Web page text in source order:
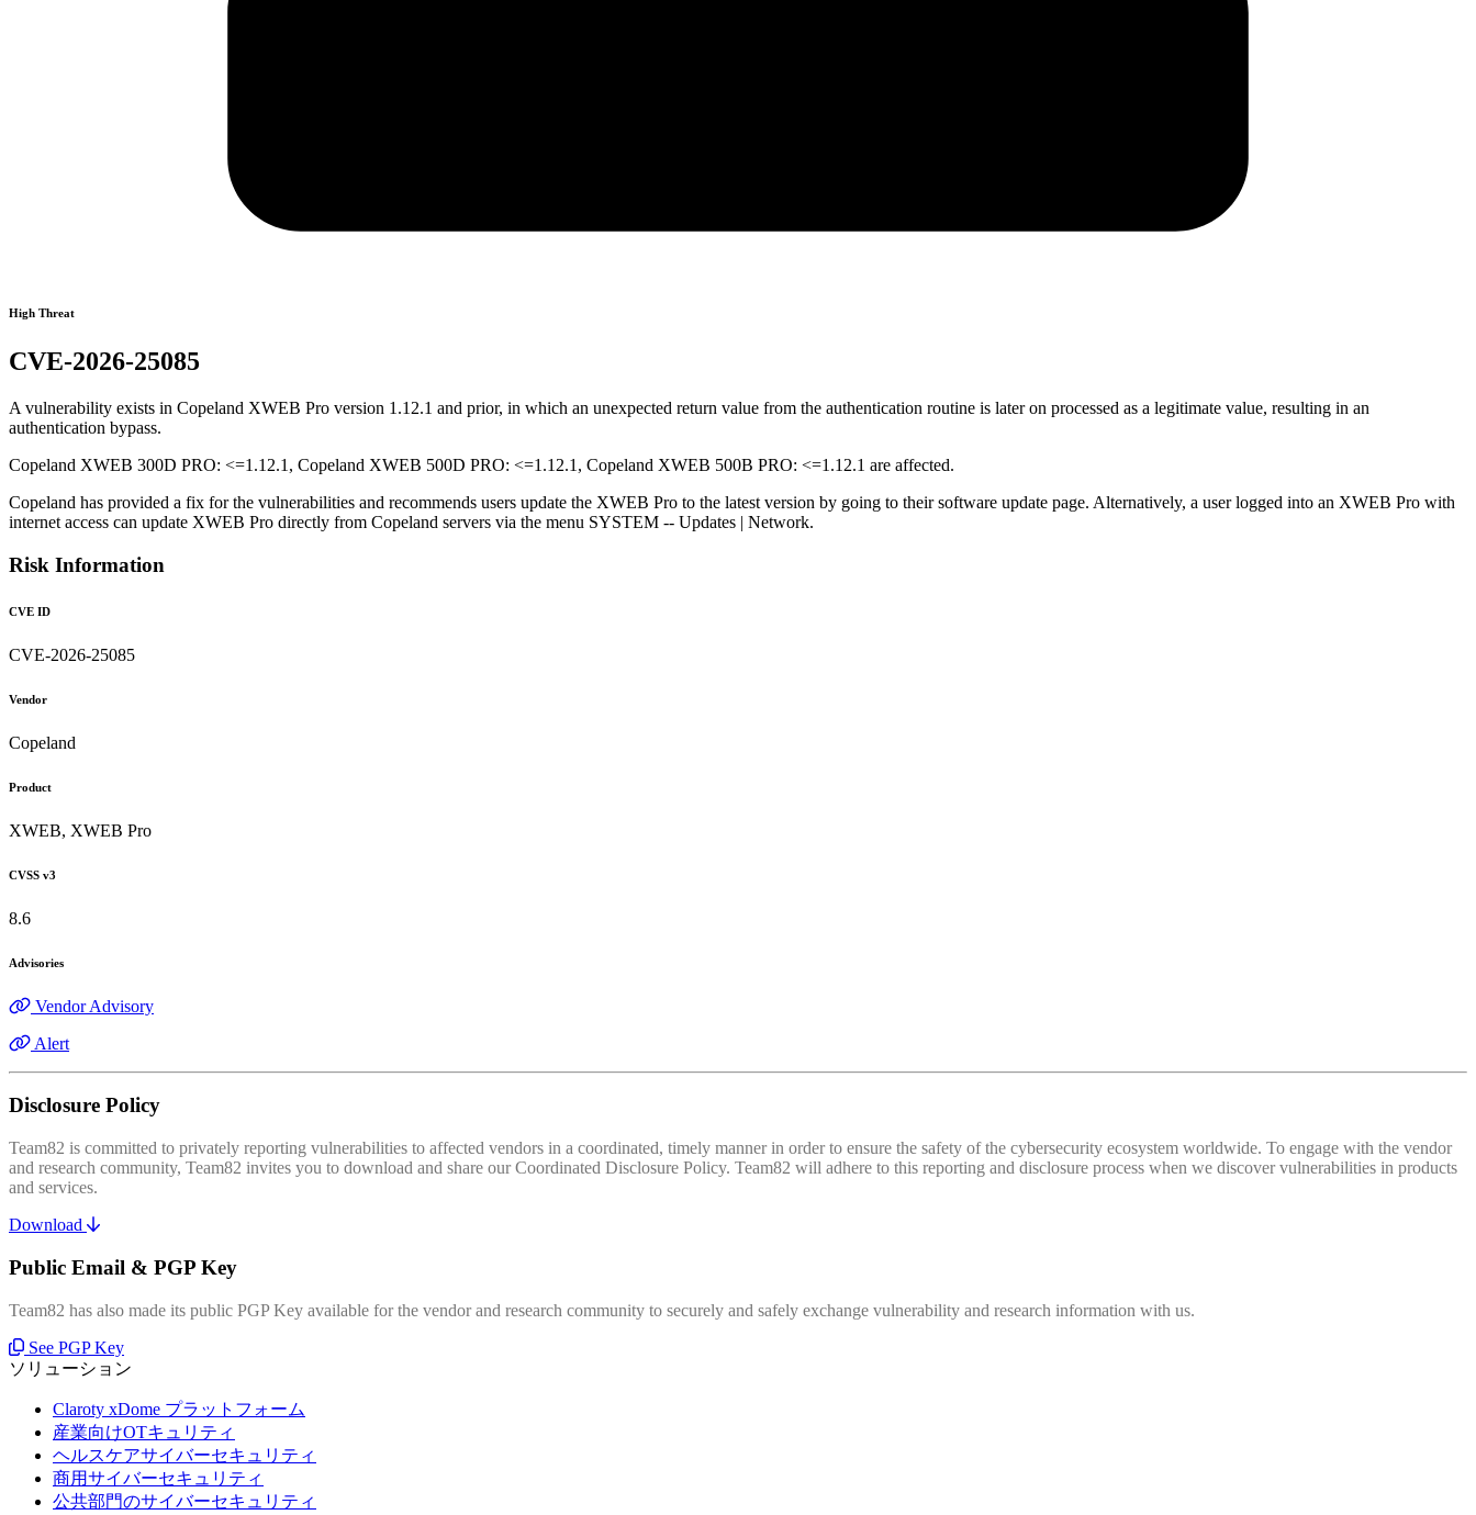
High Threat
CVE-2026-25085
A vulnerability exists in Copeland XWEB Pro version 1.12.1 and prior, in which an unexpected return value from the authentication routine is later on processed as a legitimate value, resulting in an
authentication bypass.
Copeland XWEB 300D PRO: <=1.12.1, Copeland XWEB 500D PRO: <=1.12.1, Copeland XWEB 500B PRO: <=1.12.1 are affected.
Copeland has provided a fix for the vulnerabilities and recommends users update the XWEB Pro to the latest version by going to their software update page. Alternatively, a user logged into an XWEB Pro with
internet access can update XWEB Pro directly from Copeland servers via the menu SYSTEM -- Updates | Network.
Risk Information
CVE ID
CVE-2026-25085
Vendor
Copeland
Product
XWEB, XWEB Pro
CVSS v3
8.6
Advisories
Vendor Advisory
Alert
Disclosure Policy
Team82 is committed to privately reporting vulnerabilities to affected vendors in a coordinated, timely manner in order to ensure the safety of the cybersecurity ecosystem worldwide. To engage with the vendor
and research community, Team82 invites you to download and share our Coordinated Disclosure Policy. Team82 will adhere to this reporting and disclosure process when we discover vulnerabilities in products
and services.
Download
Public Email & PGP Key
Team82 has also made its public PGP Key available for the vendor and research community to securely and safely exchange vulnerability and research information with us.
See PGP Key
ソリューション
Claroty xDome プラットフォーム
産業向けOTキュリティ
ヘルスケアサイバーセキュリティ
商用サイバーセキュリティ
公共部門のサイバーセキュリティ